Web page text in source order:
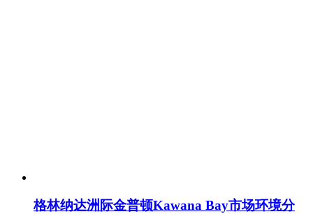
格林纳达洲际金普顿Kawana Bay市场环境分